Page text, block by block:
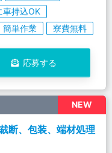
車持込OK
簡単作業 寮費無料
応募する
NEW
断、包装、端材処理